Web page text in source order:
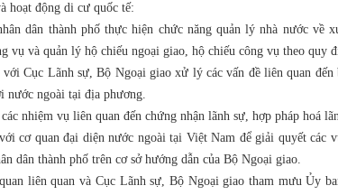
hoạt động di cư quốc tế:
dân thành phố thực hiện chức năng quản lý nhà nước về
vụ và quản lý hộ chiếu ngoại giao, hộ chiếu công vụ theo quy
Cục Lãnh sự, Bộ Ngoại giao xử lý các vấn đề liên quan
nước ngoài tại địa phương.
nhiệm vụ liên quan đến chứng nhận lãnh sự, hợp pháp hoá
cơ quan đại diện nước ngoài tại Việt Nam để giải quyết các
dân thành phố trên cơ sở hướng dẫn của Bộ Ngoại giao.
liên quan và Cục Lãnh sự, Bộ Ngoại giao tham mưu Ủy